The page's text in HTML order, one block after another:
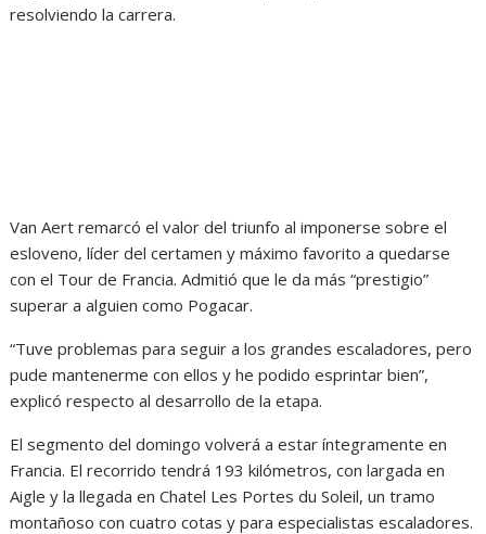
resolviendo la carrera.
Van Aert remarcó el valor del triunfo al imponerse sobre el
esloveno, líder del certamen y máximo favorito a quedarse
con el Tour de Francia. Admitió que le da más “prestigio”
superar a alguien como Pogacar.
“Tuve problemas para seguir a los grandes escaladores, pero
pude mantenerme con ellos y he podido esprintar bien”,
explicó respecto al desarrollo de la etapa.
El segmento del domingo volverá a estar íntegramente en
Francia. El recorrido tendrá 193 kilómetros, con largada en
Aigle y la llegada en Chatel Les Portes du Soleil, un tramo
montañoso con cuatro cotas y para especialistas escaladores.